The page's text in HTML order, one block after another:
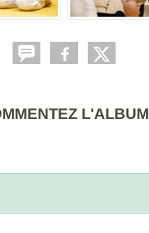
L'ALBUM